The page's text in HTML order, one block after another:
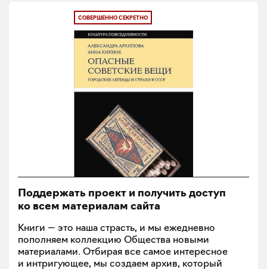
СОВЕРШЕННО СЕКРЕТНО
Поддержать проект и получить доступ
ко всем материалам сайта
Книги — это наша страсть, и мы ежедневно
пополняем коллекцию Общества новыми
материалами. Отбирая все самое интересное
и интригующее, мы создаем архив, который